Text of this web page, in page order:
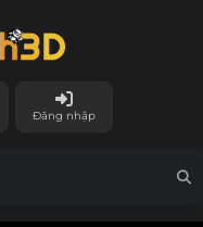
Đăng nhập